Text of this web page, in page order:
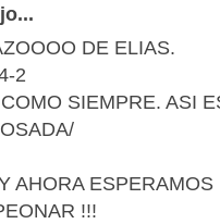
DE ELIAS.
2
SIEMPRE. ASI
AHORA ESPERAMOS
!!!